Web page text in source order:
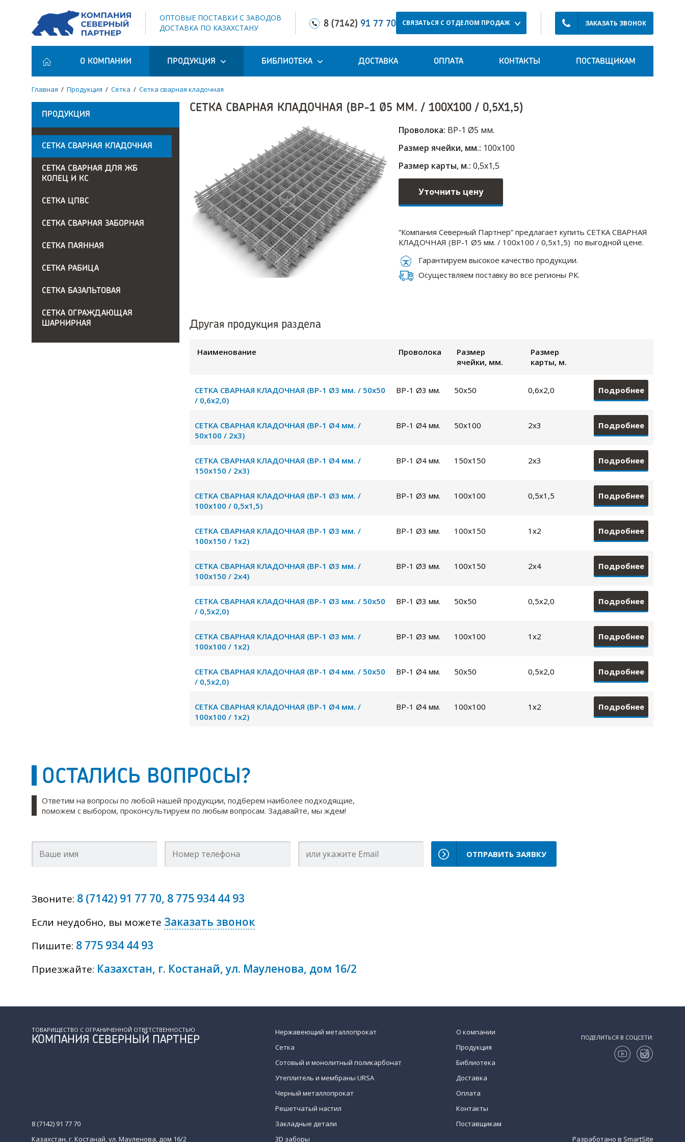
ОПТОВЫЕ ПОСТАВКИ С ЗАВОДОВ
ДОСТАВКА ПО КАЗАХСТАНУ
8 (7142) 91 77 70 СВЯЗАТЬСЯ С ОТДЕЛОМ ПРОДАЖ ЗАКАЗАТЬ ЗВОНОК
О КОМПАНИИ ПРОДУКЦИЯ БИБЛИОТЕКА ДОСТАВКА ОПЛАТА КОНТАКТЫ ПОСТАВЩИКАМ
Главная / Продукция / Сетка / Сетка сварная кладочная
ПРОДУКЦИЯ
СЕТКА СВАРНАЯ КЛАДОЧНАЯ
СЕТКА СВАРНАЯ ДЛЯ ЖБ
КОЛЕЦ И КС
СЕТКА ЦПВС
СЕТКА СВАРНАЯ ЗАБОРНАЯ
СЕТКА ПАЯННАЯ
СЕТКА РАБИЦА
СЕТКА БАЗАЛЬТОВАЯ
СЕТКА ОГРАЖДАЮЩАЯ
ШАРНИРНАЯ
СЕТКА СВАРНАЯ КЛАДОЧНАЯ (ВР-1 Ø5 ММ. / 100Х100 / 0,5Х1,5)
Проволока: ВР-1 Ø5 мм.
Размер ячейки, мм.: 100х100
Размер карты, м.: 0,5х1,5
Уточнить цену
“Компания Северный Партнер” предлагает купить СЕТКА СВАРНАЯ
КЛАДОЧНАЯ (ВР-1 Ø5 мм. / 100х100 / 0,5х1,5) по выгодной цене.
Гарантируем высокое качество продукции.
Осуществляем поставку во все регионы РК.
Другая продукция раздела
Наименование Проволока
Размер
ячейки, мм.
Размер
карты, м.
СЕТКА СВАРНАЯ КЛАДОЧНАЯ (ВР-1 Ø3 мм. / 50х50
/ 0,6х2,0)
ВР-1 Ø3 мм. 50х50 0,6х2,0 Подробнее
СЕТКА СВАРНАЯ КЛАДОЧНАЯ (ВР-1 Ø4 мм. /
50х100 / 2х3)
ВР-1 Ø4 мм. 50х100 2х3 Подробнее
СЕТКА СВАРНАЯ КЛАДОЧНАЯ (ВР-1 Ø4 мм. /
150х150 / 2х3)
ВР-1 Ø4 мм. 150х150 2х3 Подробнее
СЕТКА СВАРНАЯ КЛАДОЧНАЯ (ВР-1 Ø3 мм. /
100х100 / 0,5х1,5)
ВР-1 Ø3 мм. 100х100 0,5х1,5 Подробнее
СЕТКА СВАРНАЯ КЛАДОЧНАЯ (ВР-1 Ø3 мм. /
100х150 / 1х2)
ВР-1 Ø3 мм. 100х150 1х2 Подробнее
СЕТКА СВАРНАЯ КЛАДОЧНАЯ (ВР-1 Ø3 мм. /
100х150 / 2х4)
ВР-1 Ø3 мм. 100х150 2х4 Подробнее
СЕТКА СВАРНАЯ КЛАДОЧНАЯ (ВР-1 Ø3 мм. / 50х50
/ 0,5х2,0)
ВР-1 Ø3 мм. 50х50 0,5х2,0 Подробнее
СЕТКА СВАРНАЯ КЛАДОЧНАЯ (ВР-1 Ø3 мм. /
100х100 / 1х2)
ВР-1 Ø3 мм. 100х100 1х2 Подробнее
СЕТКА СВАРНАЯ КЛАДОЧНАЯ (ВР-1 Ø4 мм. / 50х50
/ 0,5х2,0)
ВР-1 Ø4 мм. 50х50 0,5х2,0 Подробнее
СЕТКА СВАРНАЯ КЛАДОЧНАЯ (ВР-1 Ø4 мм. /
100х100 / 1х2)
ВР-1 Ø4 мм. 100х100 1х2 Подробнее
ОСТАЛИСЬ ВОПРОСЫ?
Ответим на вопросы по любой нашей продукции, подберем наиболее подходящие,
поможем с выбором, проконсультируем по любым вопросам. Задавайте, мы ждем!
ОТПРАВИТЬ ЗАЯВКУ
Звоните: 8 (7142) 91 77 70, 8 775 934 44 93
Если неудобно, вы можете Заказать звонок
Пишите: 8 775 934 44 93
Приезжайте: Казахстан, г. Костанай, ул. Мауленова, дом 16/2
ТОВАРИЩЕСТВО С ОГРАНИЧЕННОЙ ОТВЕТСТВЕННОСТЬЮ
КОМПАНИЯ СЕВЕРНЫЙ ПАРТНЕР
8 (7142) 91 77 70
Казахстан, г. Костанай, ул. Мауленова, дом 16/2
Нержавеющий металлопрокат
Сетка
Сотовый и монолитный поликарбонат
Утеплитель и мембраны URSA
Черный металлопрокат
Решетчатый настил
Закладные детали
3D заборы
О компании
Продукция
Библиотека
Доставка
Оплата
Контакты
Поставщикам
ПОДЕЛИТЬСЯ В СОЦСЕТИ:
Разработано в SmartSite